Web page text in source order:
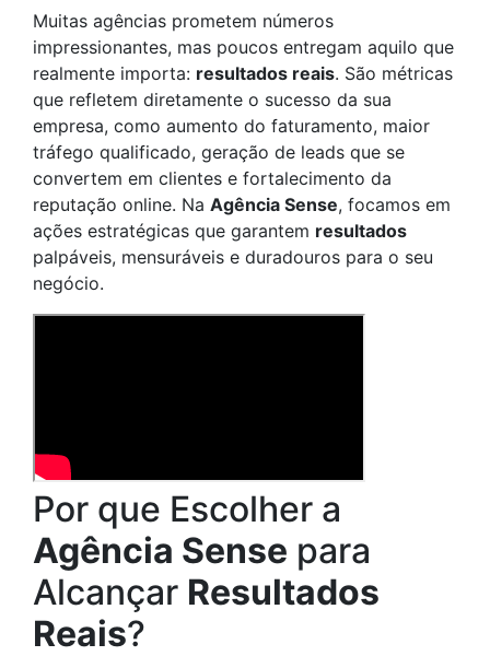
Muitas agências prometem números
impressionantes, mas poucos entregam aquilo que
realmente importa: resultados reais. São métricas
que refletem diretamente o sucesso da sua
empresa, como aumento do faturamento, maior
tráfego qualificado, geração de leads que se
convertem em clientes e fortalecimento da
reputação online. Na Agência Sense, focamos em
ações estratégicas que garantem resultados
palpáveis, mensuráveis e duradouros para o seu
negócio.
Por que Escolher a
Agência Sense para
Alcançar Resultados
Reais?